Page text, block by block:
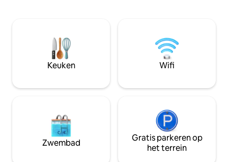
de omgeving zijn er geweldige
bergwandelingen zoals
Hornindalsrokken, Slogen en Skåla. Er
zijn ook meer gezinsvriendelijke
langs de boerderijen en langs de
Kindvriendelijk.
verblijf en vragen
Keuken Wifi
Zwembad
Gratis parkeren op
het terrein